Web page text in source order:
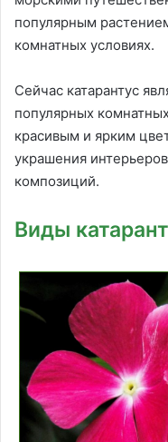
популярным
комнатных условиях.
Сейчас катарантус
популярных
красивым и ярким
украшения
композиций.
Виды